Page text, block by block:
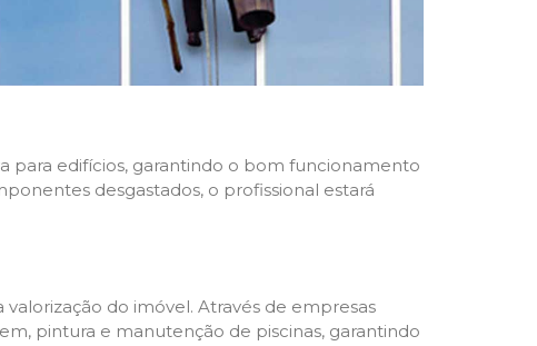
para edifícios, garantindo o bom funcionamento
desgastados, o profissional estará
do imóvel. Através de empresas
pintura e manutenção de piscinas, garantindo